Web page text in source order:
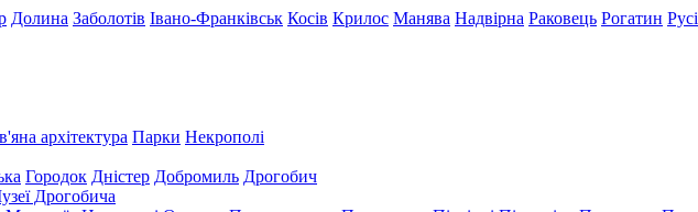
Долина Заболотів Івано-Франківськ Косів Крилос Манява Надвірна Раковець Рогатин
архітектура Парки Некрополі
Городок Дністер Добромиль Дрогобич
Дрогобича